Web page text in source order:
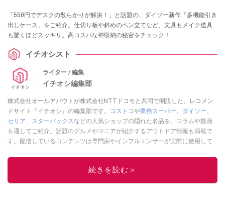
「550円でデスクの散らかりが解決！」と話題の、ダイソー新作「多機能引き
出しケース」をご紹介。仕切り板や斜めのペン立てなど、文具もメイク道具
も驚くほどスッキリ。高コスパな神収納の秘密をチェック！
イチオシスト
ライター / 編集
イチオシ編集部
株式会社オールアバウトが株式会社NTTドコモと共同で開設した、レコメン
ドサイト『イチオシ』の編集部です。
コストコや業務スーパー、 ダイソー、
セリア、 スターバックスなどの人気ショップの隠れた名品を、コラムや動画
を通してご紹介。話題のグルメやマニアが紹介するアウトドア情報も満載で
す。配信しているコンテンツは専門家やインフルエンサーが実際に使用して
ニュースでフォロー
続きを読む＞